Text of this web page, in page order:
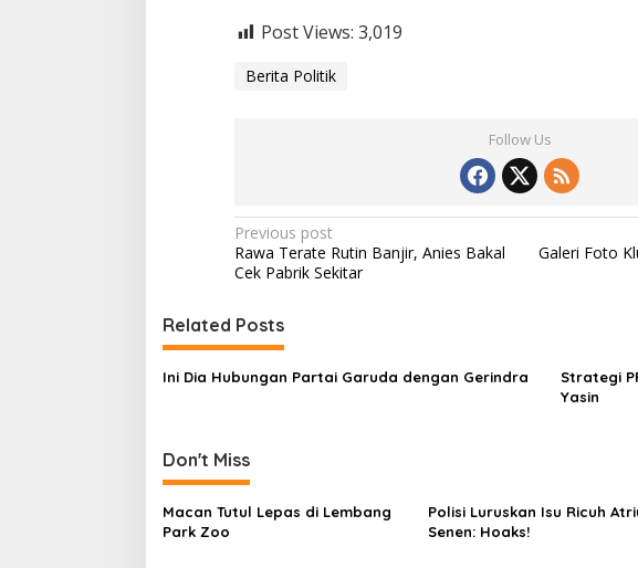
Post Views: 3,019
Berita Politik
Follow Us
Post
navigation
Previous post
Rawa Terate Rutin Banjir, Anies Bakal
Cek Pabrik Sekitar
Galeri Foto
Related Posts
Ini Dia Hubungan Partai Garuda dengan Gerindra
Strategi
Yasin
Don't Miss
Macan Tutul Lepas di Lembang
Park Zoo
Polisi Luruskan Isu Ricuh
Senen: Hoaks!